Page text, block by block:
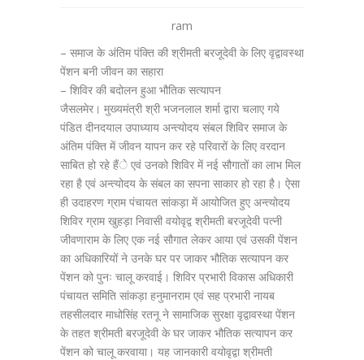
ram
– समाज के अंतिम पंक्ति की श्रीमती बरजूदेवी के लिए वृद्वावस्था
पेंशन बनी जीवन का सहारा
– शिविर की बदोलन हुआ भौतिक सत्यापन
जैसलमेर। मुख्यमंत्री श्री भजनलाल शर्मा द्वारा चलाए गये
पंडित दीनदयाल उपाध्याय अन्त्योदय संबल शिविर समाज के
अंतिम पंक्ति में जीवन यापन कर रहे परिवारों के लिए वरदान
साबित हो रहे हैंे एवं उनको शिविर में नई सौगातों का लाभ मिल
रहा है एवं अन्त्योदय के संबल का सपना साकार हो रहा है। ऐसा
ही उदाहरण ग्राम पंचायत सांकड़ा में आयोजित हुए अन्त्योदय
शिविर ग्राम खुहड़ा निवासी वयोवृद्व श्रीमती बरजूदेवी पत्नी
जीवणाराम के लिए एक नई सौगात लेकर आया एवं उसकी पेंशन
का अधिकारियों ने उनके घर पर जाकर भौतिक सत्यापन कर
पेंशन को पुनः चालू करवाई। शिविर प्रभारी विकास अधिकारी
पंचायत समिति सांकड़ा हनुमानराम एवं सह प्रभारी नायब
तहसीलदार माधोसिंह रतनू ने सामाजिक सुरक्षा वृद्वावस्था पेंशन
के तहत श्रीमती बरजूदेवी के घर जाकर भौतिक सत्यापन कर
पेंशन को चालू करवाया। यह जानकारी वयोवृद्वा श्रीमती